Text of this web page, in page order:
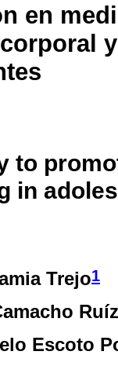
en
to
in
Trejo1
Ruíz
Escoto